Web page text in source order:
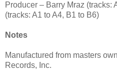
Producer – Barry Mraz (tracks:
(tracks: A1 to A4, B1 to B6)
Notes
Manufactured from masters
Records, Inc.